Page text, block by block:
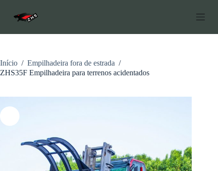
a
a
r
c
o
Início / Empilhadeira fora de estrada /
ZHS35F Empilhadeira para terrenos acidentados